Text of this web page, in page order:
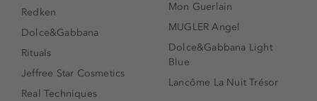
Redken
Dolce&Gabbana
Rituals
Jeffree Star Cosmetics
Real Techniques
Mon Guerlain
MUGLER Angel
Dolce&Gabbana Light
Blue
Lancôme La Nuit Trésor